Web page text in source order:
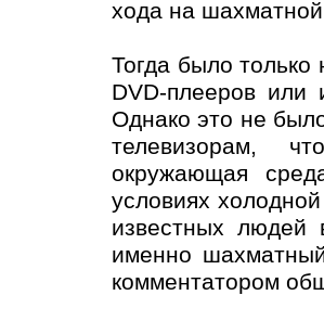
хода на
Тогда было только
DVD-плееров или
Однако это не
телевизорам,
окружающая
условиях
известных
именно
комментатором